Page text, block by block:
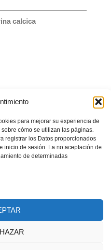
para mejorar su experiencia de
cómo se utilizan las páginas.
registrar los Datos proporcionados
inicio de sesión. La no aceptación de
de determinadas
calcica
reservados. Prohibida su
propósito informativo y no debe
o definir el tratamiento para
siempre consultar sus
Privacidad